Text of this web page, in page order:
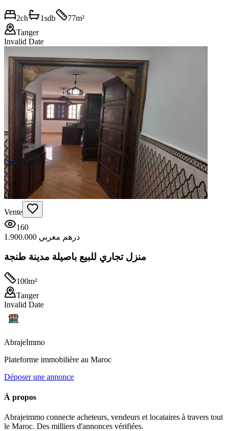
2ch 1sdb 77m²
Tanger
Invalid Date
Vente
160
1.900.000 درهم مغربي
منزل تجاري للبيع باصيلة مدينة طنجة
100m²
Tanger
Invalid Date
AbrajeImmo
Plateforme immobilière au Maroc
Déposer une annonce
À propos
Abrajeimmo connecte acheteurs, vendeurs et locataires à travers tout
le Maroc. Des milliers d'annonces vérifiées.